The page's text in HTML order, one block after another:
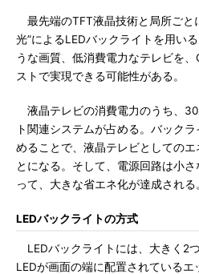
最先端のTFT液晶技術と局所ごと
光”によるLEDバックライトを用い
うな画質、低消費電力なテレビを
ストで実現できる可能性がある。
液晶テレビの消費電力のうち、
ト関連システムが占める。バック
めることで、液晶テレビとしての
とになる。そして、電源回路は小
って、大きな省エネ化が達成される
LEDバックライトの方式
LEDバックライトには、大きく2
LEDが画面の端に配置されている